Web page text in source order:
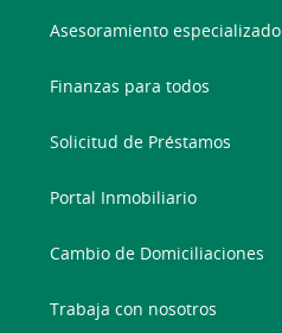
Asesoramiento especializado
Finanzas para todos
Solicitud de Préstamos
Portal Inmobiliario
Cambio de Domiciliaciones
Trabaja con nosotros